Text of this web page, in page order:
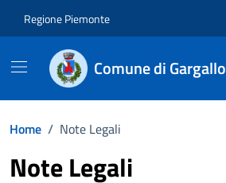
Regione Piemonte
Comune di Gargallo
Home / Note Legali
Note Legali